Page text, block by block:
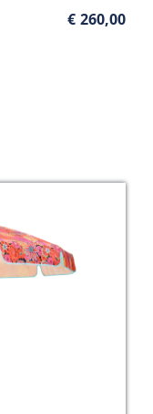
€ 260,00